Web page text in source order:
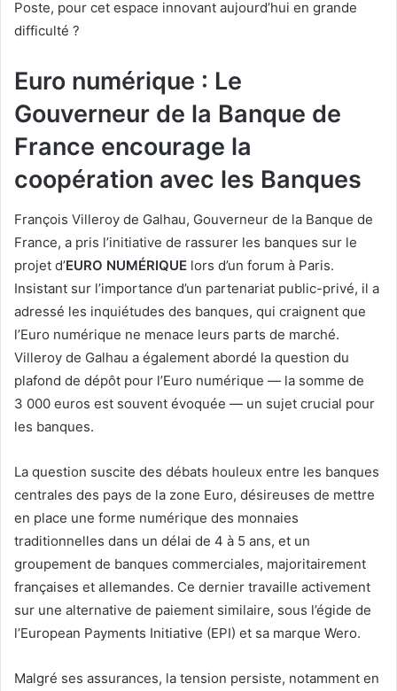
Poste, pour cet espace innovant aujourd’hui en grande
difficulté ?
Euro numérique : Le
Gouverneur de la Banque de
France encourage la
coopération avec les Banques
François Villeroy de Galhau, Gouverneur de la Banque de
France, a pris l’initiative de rassurer les banques sur le
projet d’EURO NUMÉRIQUE lors d’un forum à Paris.
Insistant sur l’importance d’un partenariat public-privé, il a
adressé les inquiétudes des banques, qui craignent que
l’Euro numérique ne menace leurs parts de marché.
Villeroy de Galhau a également abordé la question du
plafond de dépôt pour l’Euro numérique — la somme de
3 000 euros est souvent évoquée — un sujet crucial pour
les banques.
La question suscite des débats houleux entre les banques
centrales des pays de la zone Euro, désireuses de mettre
en place une forme numérique des monnaies
traditionnelles dans un délai de 4 à 5 ans, et un
groupement de banques commerciales, majoritairement
françaises et allemandes. Ce dernier travaille activement
sur une alternative de paiement similaire, sous l’égide de
l’European Payments Initiative (EPI) et sa marque Wero.
Malgré ses assurances, la tension persiste, notamment en